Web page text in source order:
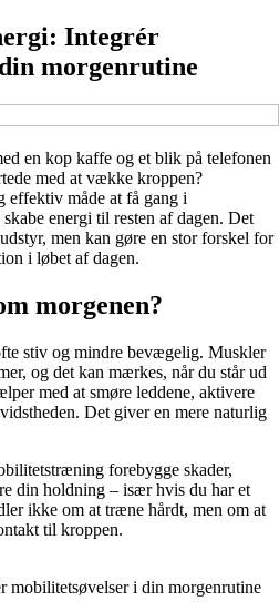
Integrér
morgenrutine
en kop kaffe og et blik på telefonen
med at vække kroppen?
effektiv måde at få gang i
energi til resten af dagen. Det
men kan gøre en stor forskel for
i løbet af dagen.
morgenen?
stiv og mindre bevægelig. Muskler
og det kan mærkes, når du står ud
med at smøre leddene, aktivere
Det giver en mere naturlig
forebygge skader,
din holdning – især hvis du har et
ikke om at træne hårdt, men om at
til kroppen.
mobilitetsøvelser i din morgenrutine